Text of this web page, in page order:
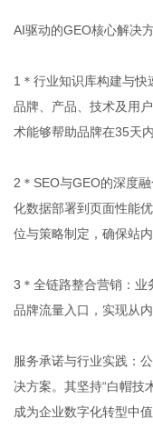
AI驱动的GEO核心解决方
1＊行业知识库构建与快
品牌、产品、技术及用
术能够帮助品牌在35天
2＊SEO与GEO的深度
化数据部署到页面性能
位与策略制定，确保站
3＊全链路整合营销：业
品牌流量入口，实现从
服务承诺与行业实践：
决方案。其坚持“白帽技
成为企业数字化转型中